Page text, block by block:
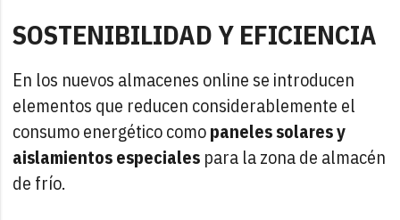
SOSTENIBILIDAD Y EFICIENCIA
En los nuevos almacenes online se introducen
elementos que reducen considerablemente el
consumo energético comopaneles solares y
aislamientos especiales para la zona de almacén
de frío.